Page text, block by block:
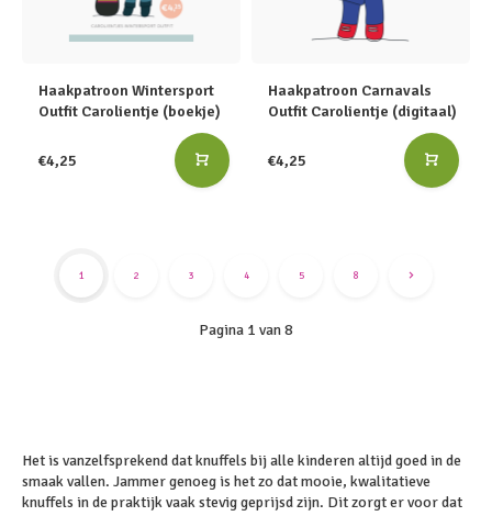
Haakpatroon Wintersport
Outfit Carolientje (boekje)
€4,25
Haakpatroon Carnavals
Outfit Carolientje (digitaal)
€4,25
Pagina 1 van 8
1 2 3 4 5 8
Het is vanzelfsprekend dat knuffels bij alle kinderen altijd goed in de
smaak vallen. Jammer genoeg is het zo dat mooie, kwalitatieve
knuffels in de praktijk vaak stevig geprijsd zijn. Dit zorgt er voor dat